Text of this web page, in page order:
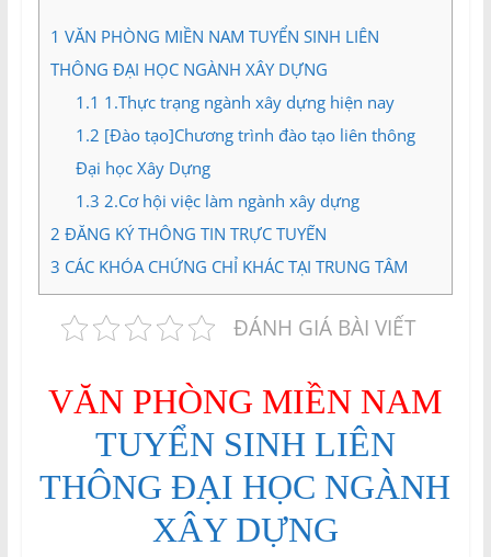
Miền
1 VĂN PHÒNG MIỀN NAM TUYỂN SINH LIÊN
THÔNG ĐẠI HỌC NGÀNH XÂY DỰNG
1.1 1.Thực trạng ngành xây dựng hiện nay
1.2 [Đào tạo]Chương trình đào tạo liên thông
Đại học Xây Dựng
1.3 2.Cơ hội việc làm ngành xây dựng
2 ĐĂNG KÝ THÔNG TIN TRỰC TUYẾN
3 CÁC KHÓA CHỨNG CHỈ KHÁC TẠI TRUNG TÂM
ĐÁNH GIÁ BÀI VIẾT
VĂN PHÒNG MIỀN NAM
TUYỂN SINH LIÊN
THÔNG ĐẠI HỌC NGÀNH
XÂY DỰNG